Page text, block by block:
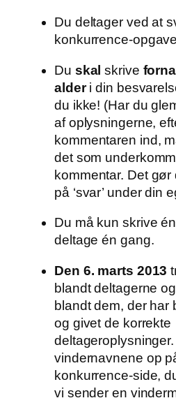
Du deltager ved at
konkurrence-
Du skal skrive
alderi din
du ikke! (Har du
af oplysningerne,
kommentaren ind,
det som
kommentar. Det
på ‘svar’ under din
Du må kun skrive
deltage én gang.
Den 6. marts 2013
blandt deltagerne
blandt dem, der har
og givet de korrekte
vindernavnene op
konkurrence-side,
vi sender en